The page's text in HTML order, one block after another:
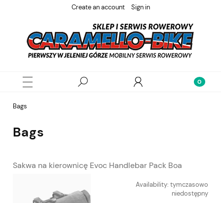
Create an account Sign in
Bags
Bags
Sakwa na kierownicę Evoc Handlebar Pack Boa
Availability: tymczasowo
niedostępny